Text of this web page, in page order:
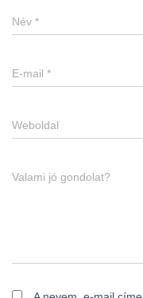
Név *
E-mail *
Weboldal
Valami jó gondolat?